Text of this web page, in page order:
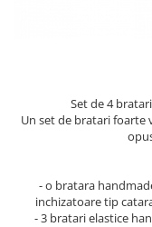
Set de 4
Un set de bratari foarte
- o bratara
inchizatoare tip
- 3 bratari elastice